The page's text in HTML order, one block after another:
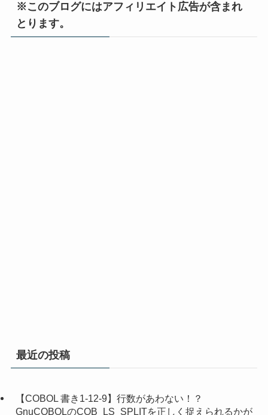
※このブログにはアフィリエイト広告が含まれ
とります。
最近の投稿
【COBOL 書き1-12-9】行数があわない！？
GnuCOBOLのCOB_LS_SPLITを正しく捉えられるかが